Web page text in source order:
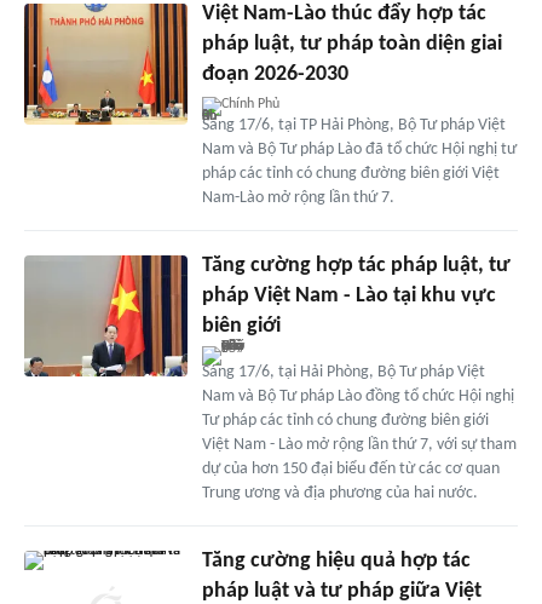
Việt Nam-Lào thúc đẩy hợp tác
pháp luật, tư pháp toàn diện giai
đoạn 2026-2030
Chính Phủ
Sáng 17/6, tại TP Hải Phòng, Bộ Tư pháp Việt
Nam và Bộ Tư pháp Lào đã tổ chức Hội nghị tư
pháp các tỉnh có chung đường biên giới Việt
Nam-Lào mở rộng lần thứ 7.
Tăng cường hợp tác pháp luật, tư
pháp Việt Nam - Lào tại khu vực
biên giới
Sáng 17/6, tại Hải Phòng, Bộ Tư pháp Việt
Nam và Bộ Tư pháp Lào đồng tổ chức Hội nghị
Tư pháp các tỉnh có chung đường biên giới
Việt Nam - Lào mở rộng lần thứ 7, với sự tham
dự của hơn 150 đại biểu đến từ các cơ quan
Trung ương và địa phương của hai nước.
Tăng cường hiệu quả hợp tác
pháp luật và tư pháp giữa Việt